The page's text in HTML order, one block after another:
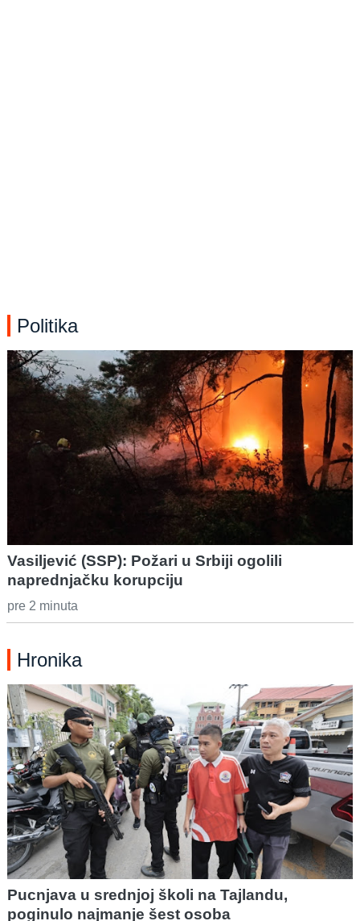
Politika
Vasiljević (SSP): Požari u Srbiji ogolili
naprednjačku korupciju
pre 2 minuta
Hronika
Pucnjava u srednjoj školi na Tajlandu,
poginulo najmanje šest osoba